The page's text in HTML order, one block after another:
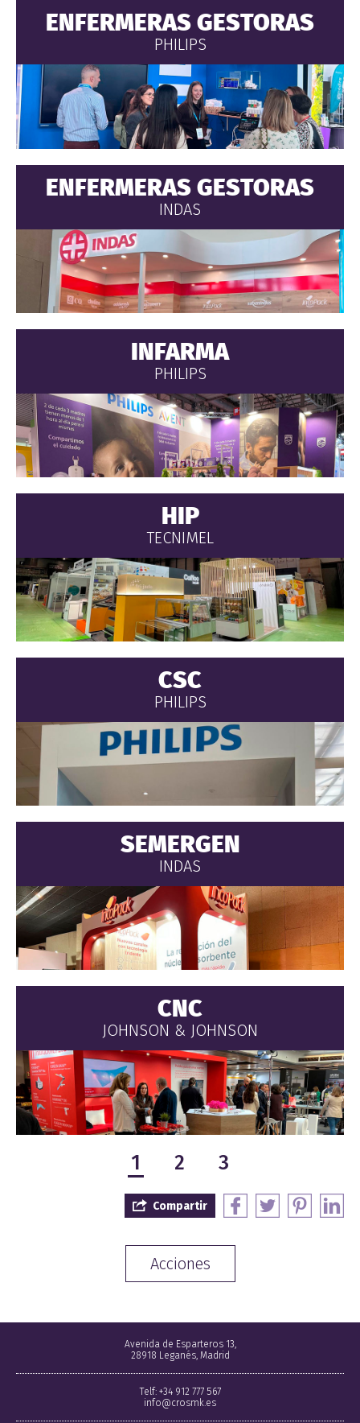
ENFERMERAS GESTORAS
PHILIPS
ENFERMERAS GESTORAS
INDAS
INFARMA
PHILIPS
HIP
TECNIMEL
CSC
PHILIPS
SEMERGEN
INDAS
CNC
JOHNSON & JOHNSON
1 2 3
Compartir
Acciones
Avenida de Esparteros 13,
28918 Leganés, Madrid
Telf: +34 912 777 567
info@crosmk.es